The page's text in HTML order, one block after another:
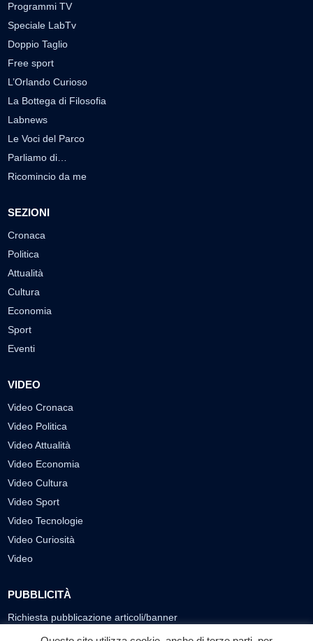
Programmi TV
Speciale LabTv
Doppio Taglio
Free sport
L’Orlando Curioso
La Bottega di Filosofia
Labnews
Le Voci del Parco
Parliamo di…
Ricomincio da me
SEZIONI
Cronaca
Politica
Attualità
Cultura
Economia
Sport
Eventi
VIDEO
Video Cronaca
Video Politica
Video Attualità
Video Economia
Video Cultura
Video Sport
Video Tecnologie
Video Curiosità
Video
PUBBLICITÀ
Richiesta pubblicazione articoli/banner